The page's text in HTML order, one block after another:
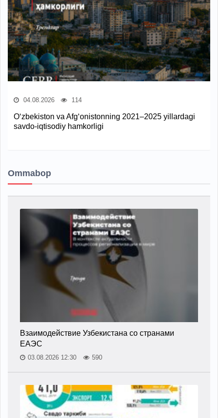
04.08.2026 114
O‘zbekiston va Afg‘onistonning 2021–2025 yillardagi
savdo-iqtisodiy hamkorligi
Ommabop
Взаимодействие Узбекистана со странами
ЕАЭС
03.08.2026 12:30 590